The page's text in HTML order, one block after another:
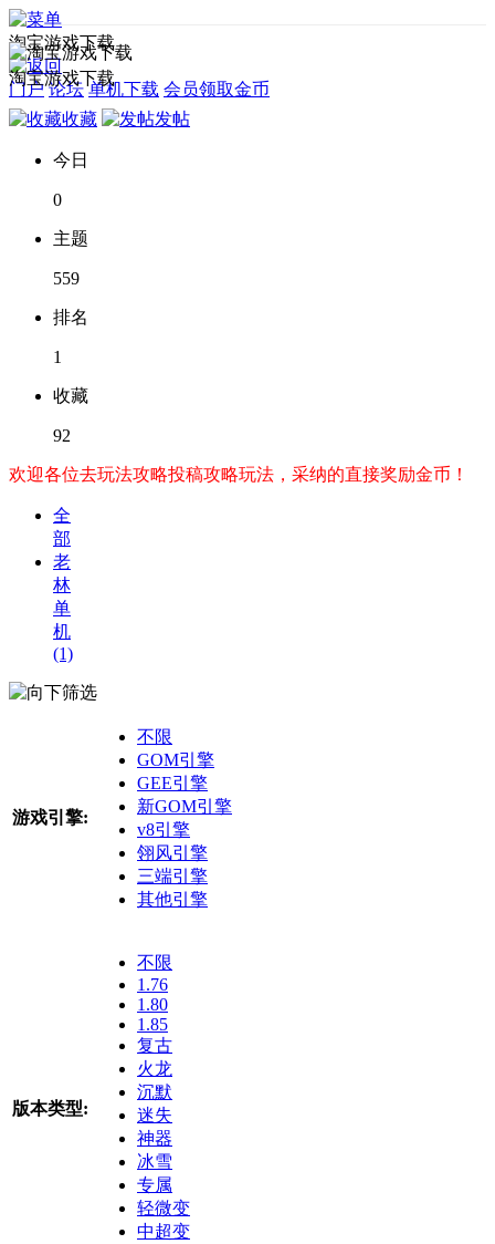
淘宝游戏下载
门户 论坛 单机下载 会员领取金币
淘宝游戏下载
收藏 发帖
今日
0
主题
559
排名
1
收藏
92
欢迎各位去玩法攻略投稿攻略玩法，采纳的直接奖励金币！
全
部
老
林
单
机
(1)
筛选
游戏引擎:
不限
GOM引擎
GEE引擎
新GOM引擎
v8引擎
翎风引擎
三端引擎
其他引擎
版本类型:
不限
1.76
1.80
1.85
复古
火龙
沉默
迷失
神器
冰雪
专属
轻微变
中超变